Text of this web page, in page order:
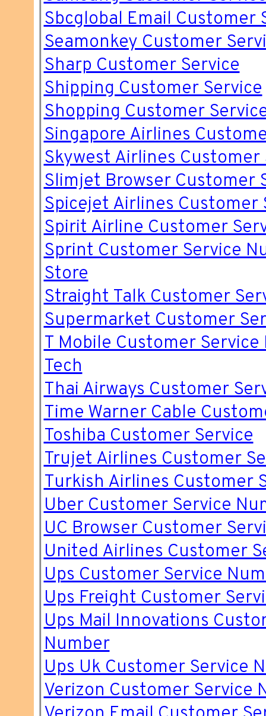
Sbcglobal Email Customer
Seamonkey Customer
Sharp Customer Service
Shipping Customer Service
Shopping Customer
Singapore Airlines
Skywest Airlines Customer
Slimjet Browser Customer
Spicejet Airlines Customer
Spirit Airline Customer
Sprint Customer Service
Store
Straight Talk Customer
Supermarket Customer
T Mobile Customer
Tech
Thai Airways Customer
Time Warner Cable
Toshiba Customer Service
Trujet Airlines Customer
Turkish Airlines Customer
Uber Customer Service
UC Browser Customer
United Airlines Customer
Ups Customer Service
Ups Freight Customer
Ups Mail Innovations
Number
Ups Uk Customer Service
Verizon Customer Service